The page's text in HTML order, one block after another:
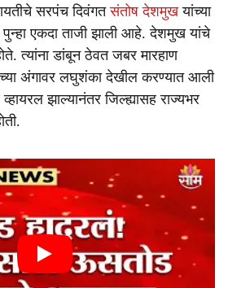
सरपंच दिवंगतसंतोष देशमुखयांच्या
पुन्हा एकदा ताजी झाली आहे. देशमुख यांचे
त्यांना डांबून ठेवत जबर मारहाण
अंगावर लघुशंका देखील करण्यात आली
झाल्यानंतर जिल्ह्यासह राज्यभर